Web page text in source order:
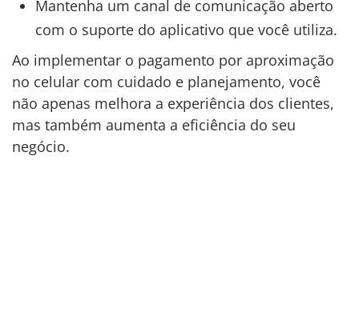
Mantenha um canal de comunicação aberto
com o suporte do aplicativo que você utiliza.
Ao implementar o pagamento por aproximação
no celular com cuidado e planejamento, você
não apenas melhora a experiência dos clientes,
mas também aumenta a eficiência do seu
negócio.